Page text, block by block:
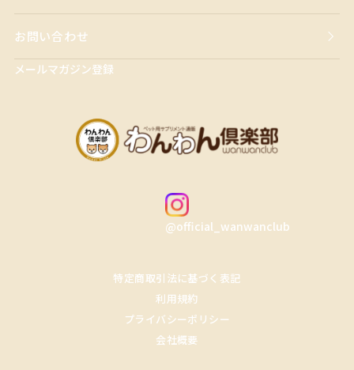
お問い合わせ
メールマガジン登録
@official_wanwanclub
特定商取引法に基づく表記
利用規約
プライバシーポリシー
会社概要